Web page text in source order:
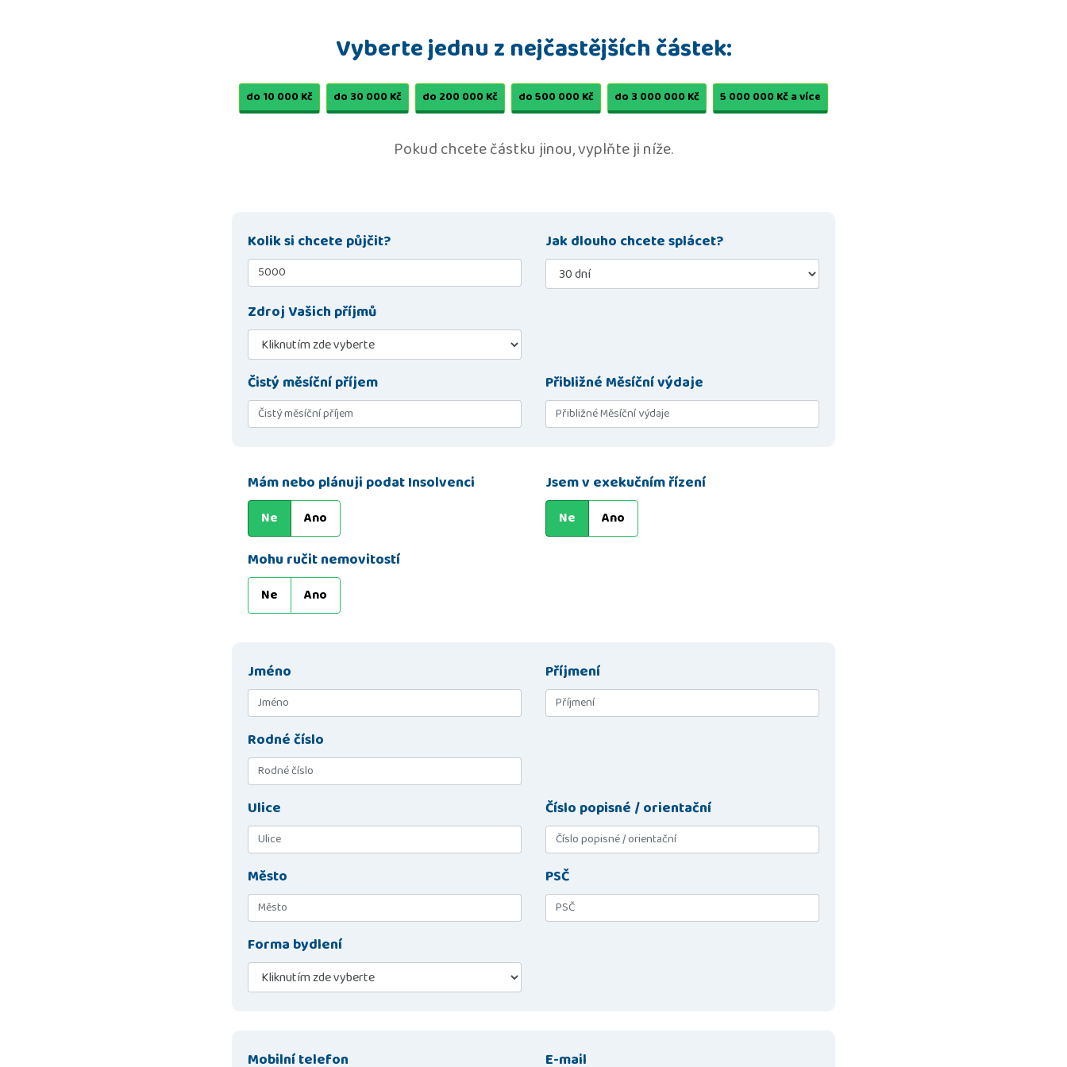
Vyberte jednu z nejčastějších částek:
do 10 000 Kč do 30 000 Kč do 200 000 Kč do 500 000 Kč do 3 000 000 Kč 5 000 000 Kč a více
Pokud chcete částku jinou, vyplňte ji níže.
Kolik si chcete půjčit? Jak dlouho chcete splácet?
Zdroj Vašich příjmů
Čistý měsíční příjem Přibližné Měsíční výdaje
Mám nebo plánuji podat Insolvenci
Ne Ano
Jsem v exekučním řízení
Ne Ano
Mohu ručit nemovitostí
Ne Ano
Jméno Příjmení
Rodné číslo
Ulice Číslo popisné / orientační
Město PSČ
Forma bydlení
Mobilní telefon E-mail